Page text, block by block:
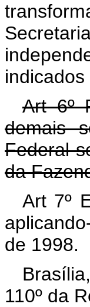
Art 6º
demais
Federal
da
Art 7º
de 1998.
110º da